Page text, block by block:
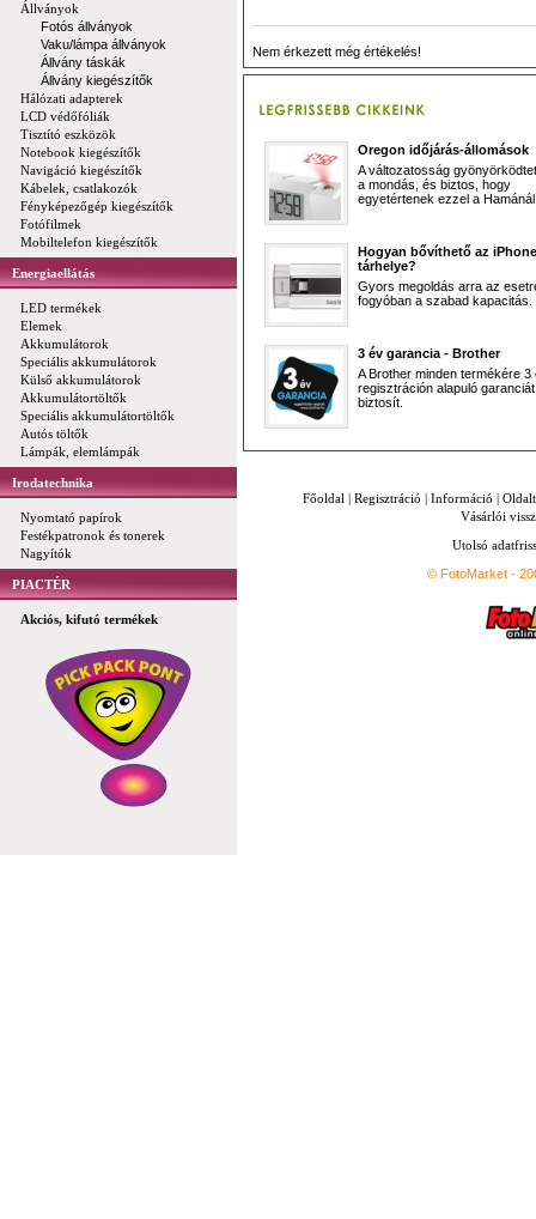
Állványok
Fotós állványok
Vaku/lámpa állványok
Állvány táskák
Állvány kiegészítők
Hálózati adapterek
LCD védőfóliák
Tisztító eszközök
Notebook kiegészítők
Navigáció kiegészítők
Kábelek, csatlakozók
Fényképezőgép kiegészítők
Fotófilmek
Mobiltelefon kiegészítők
Energiaellátás
LED termékek
Elemek
Akkumulátorok
Speciális akkumulátorok
Külső akkumulátorok
Akkumulátortöltők
Speciális akkumulátortöltők
Autós töltők
Lámpák, elemlámpák
Irodatechnika
Nyomtató papírok
Festékpatronok és tonerek
Nagyítók
PIACTÉR
Akciós, kifutó termékek
Nem érkezett még értékelés!
Oregon időjárás-állomások
A változatosság
a mondás, és biztos, hogy
egyetértenek ezzel a
Hogyan bővíthető az iPhone
tárhelye?
Gyors megoldás arra az
fogyóban a szabad kapacitás.
3 év garancia - Brother
A Brother minden termékére 3
regisztráción alapuló garanciát
biztosít.
Főoldal | Regisztráció | Információ |
Vásárlói
Utolsó
© FotoMarket -